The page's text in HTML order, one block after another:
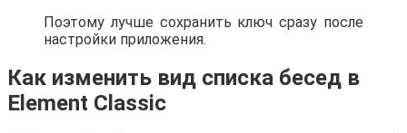
Поэтому лучше сохранить ключ сразу после
настройки приложения.
Как изменить вид списка бесед в
Element Classic